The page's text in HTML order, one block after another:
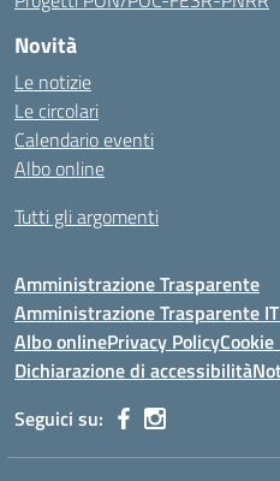
Novità
Le notizie
Le circolari
Calendario eventi
Albo online
Tutti gli argomenti
Amministrazione Trasparente
Amministrazione Trasparente
Albo onlinePrivacy Policy
Dichiarazione di accessibilità
Seguici su: